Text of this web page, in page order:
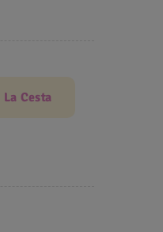
Cesta